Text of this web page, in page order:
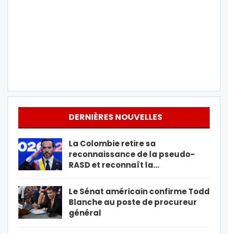
DERNIÈRES NOUVELLES
La Colombie retire sa
reconnaissance de la pseudo-
RASD et reconnaît la…
Le Sénat américain confirme Todd
Blanche au poste de procureur
général